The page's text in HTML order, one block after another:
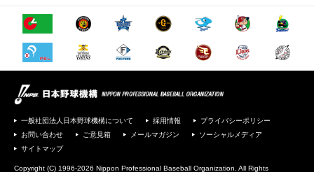
一般社団法人日本野球機構について 採用情報
プライバシーポリシー
お問い合わせ
ご意見箱 メールマガジン
ソーシャルメディア
サイトマップ
Copyright (C) 1996-2026 Nippon Professional Baseball Organization. All Rights